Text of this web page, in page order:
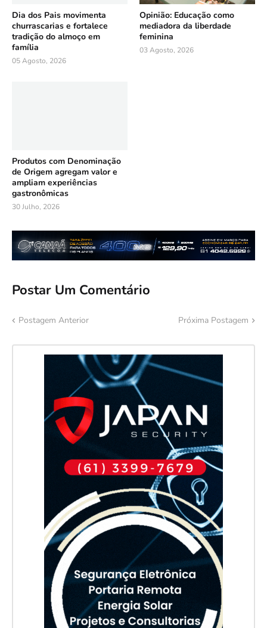
Dia dos Pais movimenta
churrascarias e fortalece
tradição do almoço em
família
05 Agosto, 2026
Opinião: Educação como
mediadora da liberdade
feminina
03 Agosto, 2026
Produtos com Denominação
de Origem agregam valor e
ampliam experiências
gastronômicas
30 Julho, 2026
Postar Um Comentário
Postagem Anterior Próxima Postagem